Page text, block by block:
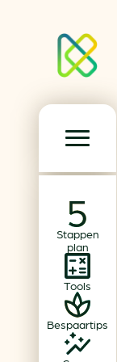
Stappen
plan
Tools
Bespaartips